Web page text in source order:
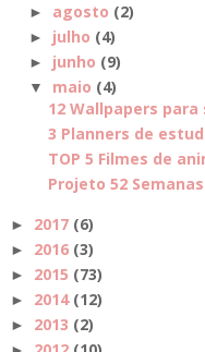
► agosto (2)
► julho (4)
► junho (9)
▼ maio (4)
12 Wallpapers para
3 Planners de
TOP 5 Filmes de
Projeto 52 Semanas
► 2017 (6)
► 2016 (3)
► 2015 (73)
► 2014 (12)
► 2013 (2)